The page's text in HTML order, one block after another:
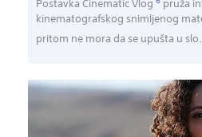
kinematografskog snimljenog
pritom ne mora da se upušta u slo